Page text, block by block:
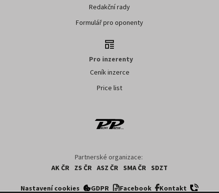
Redakční rady
Formulář pro oponenty
Pro inzerenty
Ceník inzerce
Price list
Partnerské organizace:
AK ČR
ZS ČR ASZ ČR SMA ČR SDZT
Nastavení cookies GDPR Facebook Kontakt